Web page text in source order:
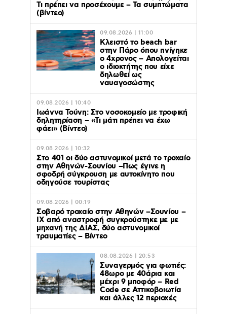
Τι πρέπει να προσέχουμε – Τα συμπτώματα
(βίντεο)
09.08.2026 | 11:00
Κλειστό το beach bar
στην Πάρο όπου πνίγηκε
ο 4χρονος – Απολογείται
ο ιδιοκτήτης που είχε
δηλωθεί ως
ναυαγοσώστης
09.08.2026 | 10:40
Ιωάννα Τούνη: Στο νοσοκομείο με τροφική
δηλητηρίαση – «Τι μάτι πρέπει να έχω
φάει» (Βίντεο)
09.08.2026 | 10:32
Στο 401 οι δύο αστυνομικοί μετά το τροχαίο
στην Αθηνών-Σουνίου –Πως έγινε η
σφοδρή σύγκρουση με αυτοκίνητο που
οδηγούσε τουρίστας
09.08.2026 | 00:19
Σοβαρό τροχαίο στην Αθηνών –Σουνίου –
ΙΧ από αναστροφή συγκρούστηκε με με
μηχανή της ΔΙΑΣ, δύο αστυνομικοί
τραυματίες – Βίντεο
08.08.2026 | 20:53
Συναγερμός για φωτιές:
48ωρο με 40άρια και
μέχρι 9 μποφόρ – Red
Code σε Αττικοβοιωτία
και άλλες 12 περιοχές